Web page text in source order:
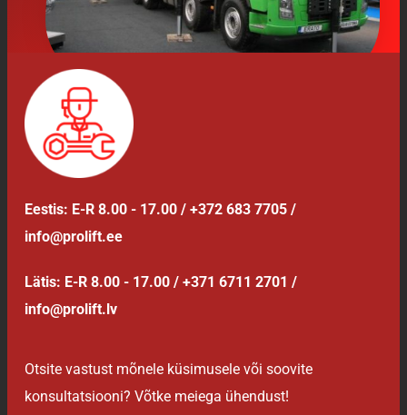
Eestis: E-R 8.00 - 17.00 / +372 683 7705 /
info@prolift.ee
Lätis: E-R 8.00 - 17.00 / +371 6711 2701 /
info@prolift.lv
Otsite vastust mõnele küsimusele või soovite
konsultatsiooni? Võtke meiega ühendust!